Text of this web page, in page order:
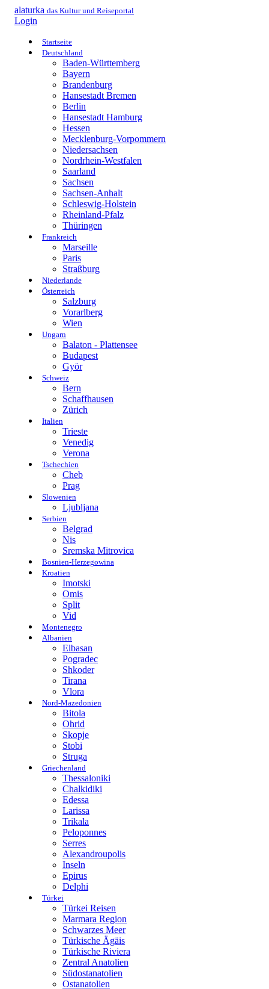
alaturka das Kultur und Reiseportal
Login
Startseite
Deutschland
Baden-Württemberg
Bayern
Brandenburg
Hansestadt Bremen
Berlin
Hansestadt Hamburg
Hessen
Mecklenburg-Vorpommern
Niedersachsen
Nordrhein-Westfalen
Saarland
Sachsen
Sachsen-Anhalt
Schleswig-Holstein
Rheinland-Pfalz
Thüringen
Frankreich
Marseille
Paris
Straßburg
Niederlande
Österreich
Salzburg
Vorarlberg
Wien
Ungarn
Balaton - Plattensee
Budapest
Györ
Schweiz
Bern
Schaffhausen
Zürich
Italien
Trieste
Venedig
Verona
Tschechien
Cheb
Prag
Slowenien
Ljubljana
Serbien
Belgrad
Nis
Sremska Mitrovica
Bosnien-Herzegowina
Kroatien
Imotski
Omis
Split
Vid
Montenegro
Albanien
Elbasan
Pogradec
Shkoder
Tirana
Vlora
Nord-Mazedonien
Bitola
Ohrid
Skopje
Stobi
Struga
Griechenland
Thessaloniki
Chalkidiki
Edessa
Larissa
Trikala
Peloponnes
Serres
Alexandroupolis
Inseln
Epirus
Delphi
Türkei
Türkei Reisen
Marmara Region
Schwarzes Meer
Türkische Ägäis
Türkische Riviera
Zentral Anatolien
Südostanatolien
Ostanatolien